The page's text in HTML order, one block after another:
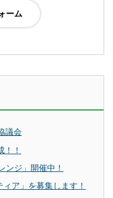
議会
！！
ンジ」開催中！
ィア」を募集します！